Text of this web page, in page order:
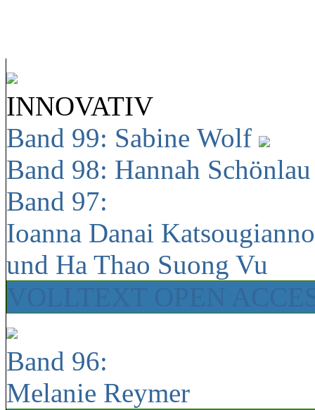
INNOVATIV
Band 99: Sabine Wolf
Band 98: Hannah
Band 97:
Ioanna Danai
und Ha Thao Suong Vu
Band 96:
Melanie Reymer